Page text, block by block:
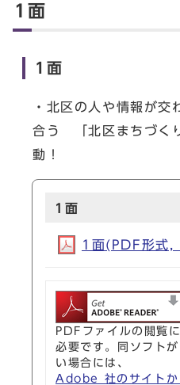
1面
1面
・北区の人や情報が交
合う 「北区まちづく
動！
1面
1面(PDF形式
PDFファイルの閲
必要です。同ソフト
い場合には、
Adobe 社のサイト